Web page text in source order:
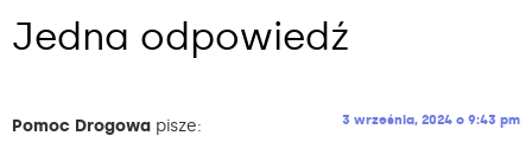
Jedna odpowiedź
Pomoc Drogowa pisze: 3 września, 2024 o 9:43 pm